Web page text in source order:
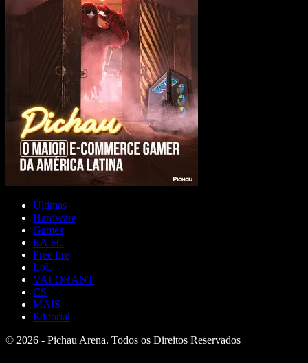
Últimas
Hardware
Games
EA FC
Free fire
LoL
VALORANT
CS
MAIS
Editorial
© 2026 - Pichau Arena. Todos os Direitos Reservados